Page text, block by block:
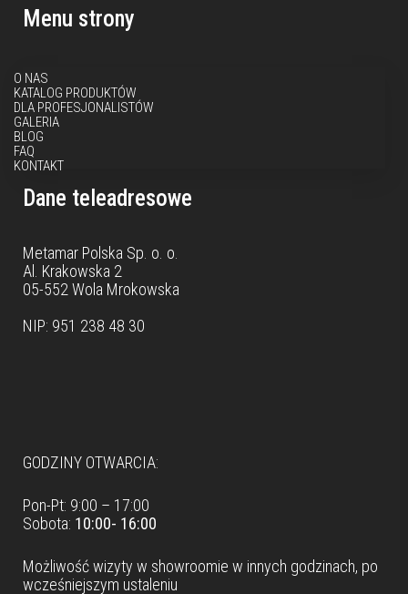
Menu strony
O NAS
KATALOG PRODUKTÓW
DLA PROFESJONALISTÓW
GALERIA
BLOG
FAQ
KONTAKT
Dane teleadresowe
Metamar Polska Sp. o. o.
Al. Krakowska 2
05-552 Wola Mrokowska
NIP: 951 238 48 30
GODZINY OTWARCIA:
Pon-Pt: 9:00 – 17:00
Sobota: 10:00- 16:00
Możliwość wizyty w showroomie w innych godzinach, po
wcześniejszym ustaleniu